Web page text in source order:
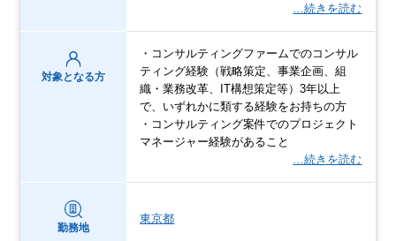
…続きを読む
対象となる方
・コンサルティングファームでのコンサル
ティング経験（戦略策定、事業企画、組
織・業務改革、IT構想策定等）3年以上
で、いずれかに類する経験をお持ちの方
・コンサルティング案件でのプロジェクト
マネージャー経験があること
…続きを読む
勤務地
東京都